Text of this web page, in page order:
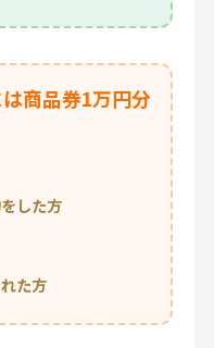
商品券1万円分
した方
た方